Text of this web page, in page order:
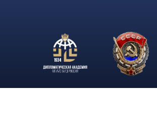
московских школьников «Университетские
Дипломатической академии пройдут